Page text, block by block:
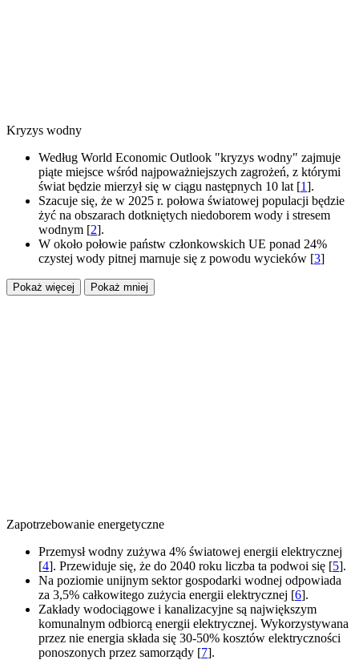
Kryzys wodny
Według World Economic Outlook "kryzys wodny" zajmuje
piąte miejsce wśród najpoważniejszych zagrożeń, z którymi
świat będzie mierzył się w ciągu następnych 10 lat [1].
Szacuje się, że w 2025 r. połowa światowej populacji będzie
żyć na obszarach dotkniętych niedoborem wody i stresem
wodnym [2].
W około połowie państw członkowskich UE ponad 24%
czystej wody pitnej marnuje się z powodu wycieków [3]
Pokaż więcej Pokaż mniej
Zapotrzebowanie energetyczne
Przemysł wodny zużywa 4% światowej energii elektrycznej
[4]. Przewiduje się, że do 2040 roku liczba ta podwoi się [5].
Na poziomie unijnym sektor gospodarki wodnej odpowiada
za 3,5% całkowitego zużycia energii elektrycznej [6].
Zakłady wodociągowe i kanalizacyjne są największym
komunalnym odbiorcą energii elektrycznej. Wykorzystywana
przez nie energia składa się 30-50% kosztów elektryczności
ponoszonych przez samorządy [7].